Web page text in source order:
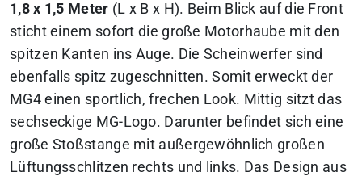
1,8 x 1,5 Meter (L x B x H). Beim Blick auf die Front
sticht einem sofort die große Motorhaube mit den
spitzen Kanten ins Auge. Die Scheinwerfer sind
ebenfalls spitz zugeschnitten. Somit erweckt der
MG4 einen sportlich, frechen Look. Mittig sitzt das
sechseckige MG-Logo. Darunter befindet sich eine
große Stoßstange mit außergewöhnlich großen
Lüftungsschlitzen rechts und links. Das Design aus